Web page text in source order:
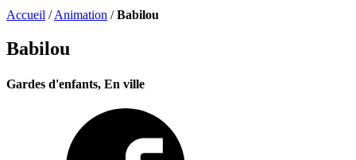
Accueil /Animation /Babilou
Babilou
Gardes d'enfants, En ville